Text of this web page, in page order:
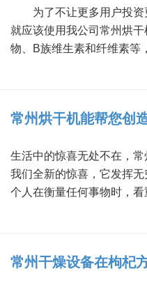
为了不让更多用户投资
就应该使用我公司常州烘
物、B族维生素和纤维素等，
常州烘干机能帮您创
生活中的惊喜无处不在，
我们全新的惊喜，它发挥
个人在衡量任何事物时，看
常州干燥设备在枸杞